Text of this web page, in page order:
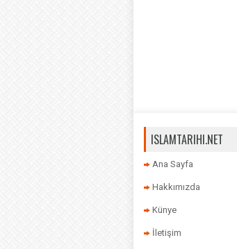
ISLAMTARIHI.NET
Ana Sayfa
Hakkımızda
Künye
İletişim